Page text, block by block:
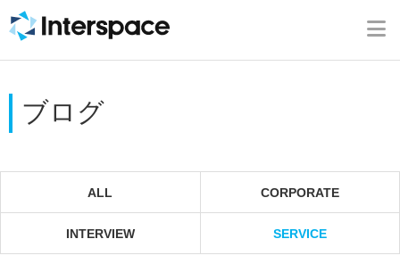
ホーム
ブログ
ALL CORPORATE
INTERVIEW SERVICE